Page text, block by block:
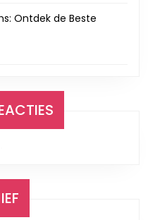
Ontdek de Beste